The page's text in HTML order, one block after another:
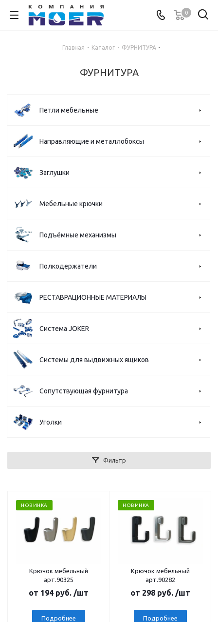
0
Главная - Каталог - ФУРНИТУРА
ФУРНИТУРА
Петли мебельные
Направляющие и металлобоксы
Заглушки
Мебельные крючки
Подъёмные механизмы
Полкодержатели
РЕСТАВРАЦИОННЫЕ МАТЕРИАЛЫ
Система JOKER
Системы для выдвижных ящиков
Сопутствующая фурнитура
Уголки
Фильтр
НОВИНКА
Крючок мебельный
арт.90325
от 194 руб. /шт
Подробнее
НОВИНКА
Крючок мебельный
арт.90282
от 298 руб. /шт
Подробнее